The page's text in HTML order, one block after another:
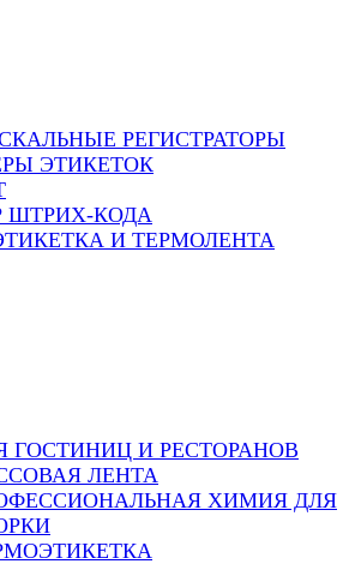
РЕГИСТРАТОРЫ
ЭТИКЕТОК
ШТРИХ-КОДА
И ТЕРМОЛЕНТА
ГОСТИНИЦ И РЕСТОРАНОВ
ЛЕНТА
ХИМИЯ ДЛЯ